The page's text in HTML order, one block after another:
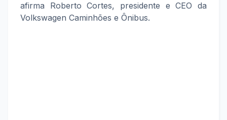
afirma Roberto Cortes, presidente e CEO da
Volkswagen Caminhões e Ônibus.